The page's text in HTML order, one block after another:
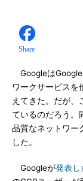
Share
GoogleはGoogle
ワークサービスを
えてきた。だが、
ているのだろう。
品質なネットワー
した。
Googleが発表し